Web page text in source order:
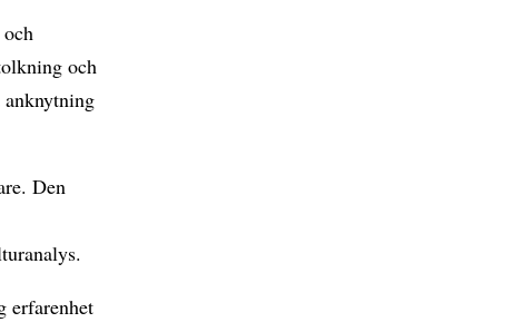
och
anknytning
Den
erfarenhet